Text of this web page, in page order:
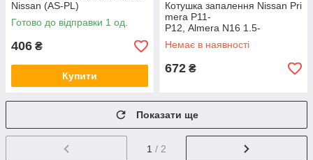
Nissan (AS-PL)
Готово до відправки 1 од.
406 ₴
Купити
Котушка запалення Nissan Pri
mera P11-
P12, Almera N16 1.5-
1.8 99- (NTY)
Немає в наявності
672 ₴
Показати ще
1 / 2